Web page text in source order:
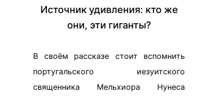
Источник удивления: кто же
они, эти гиганты?
В своём рассказе стоит вспомнить
португальского иезуитского
священника Мельхиора Нунеса